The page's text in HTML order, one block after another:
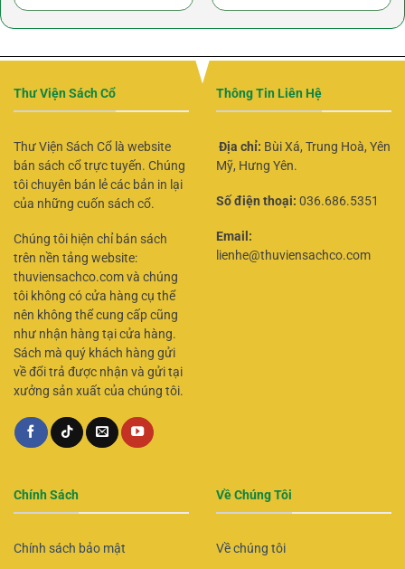
Thư Viện Sách Cổ
Thư Viện Sách Cổ là website
bán sách cổ trực tuyến. Chúng
tôi chuyên bán lẻ các bản in lại
của những cuốn sách cổ.
Chúng tôi hiện chỉ bán sách
trên nền tảng website:
thuviensachco.com và chúng
tôi không có cửa hàng cụ thể
nên không thể cung cấp cũng
như nhận hàng tại cửa hàng.
Sách mà quý khách hàng gửi
về đổi trả được nhận và gửi tại
xưởng sản xuất của chúng tôi.
Thông Tin Liên Hệ
Địa chỉ: Bùi Xá, Trung Hoà, Yên
Mỹ, Hưng Yên.
Số điện thoại: 036.686.5351
Email:
lienhe@thuviensachco.com
Chính Sách
Chính sách bảo mật
Về Chúng Tôi
Về chúng tôi